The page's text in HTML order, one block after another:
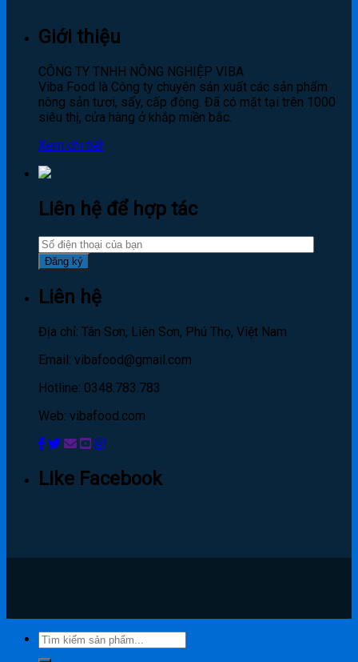
Giới thiệu
CÔNG TY TNHH NÔNG NGHIỆP VIBA
Viba Food là Công ty chuyên sản xuất các sản phẩm
nông sản tươi, sấy, cấp đông. Đã có mặt tại trên 1000
siêu thị, cửa hàng ở khắp miền bắc.
Xem chi tiết
Liên hệ để hợp tác
Liên hệ
Địa chỉ: Tân Sơn, Liên Sơn, Phú Thọ, Việt Nam
Email: vibafood@gmail.com
Hotline: 0348.783.783
Web: vibafood.com
Like Facebook